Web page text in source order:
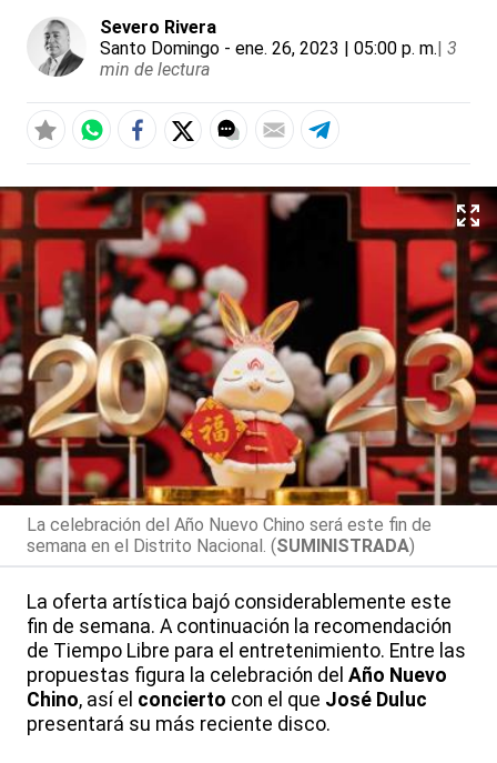
Severo Rivera
Santo Domingo - ene. 26, 2023 | 05:00 p. m.| 3
min de lectura
La celebración del Año Nuevo Chino será este fin de
semana en el Distrito Nacional. (SUMINISTRADA)
La oferta artística bajó considerablemente este
fin de semana. A continuación la recomendación
de Tiempo Libre para el entretenimiento. Entre las
propuestas figura la celebración del Año Nuevo
Chino, así el concierto con el que José Duluc
presentará su más reciente disco.